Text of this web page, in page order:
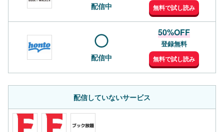
配信中 無料で試し読み
配信中
50%OFF
登録無料
無料で試し読み
配信していないサービス